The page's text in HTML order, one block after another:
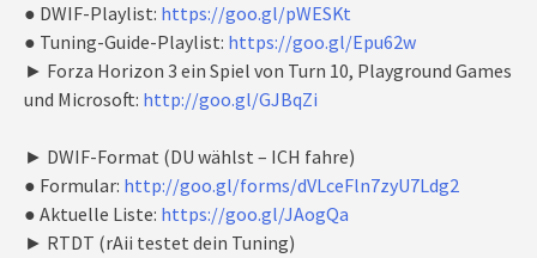
● DWIF-Playlist: https://goo.gl/pWESKt
● Tuning-Guide-Playlist: https://goo.gl/Epu62w
► Forza Horizon 3 ein Spiel von Turn 10, Playground Games
und Microsoft: http://goo.gl/GJBqZi
► DWIF-Format (DU wählst – ICH fahre)
● Formular: http://goo.gl/forms/dVLceFln7zyU7Ldg2
● Aktuelle Liste: https://goo.gl/JAogQa
► RTDT (rAii testet dein Tuning)